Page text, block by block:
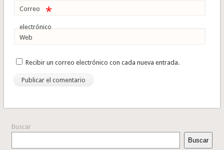
Correo
electrónico
*
Web
Recibir un correo electrónico con cada nueva entrada.
Buscar
Buscar